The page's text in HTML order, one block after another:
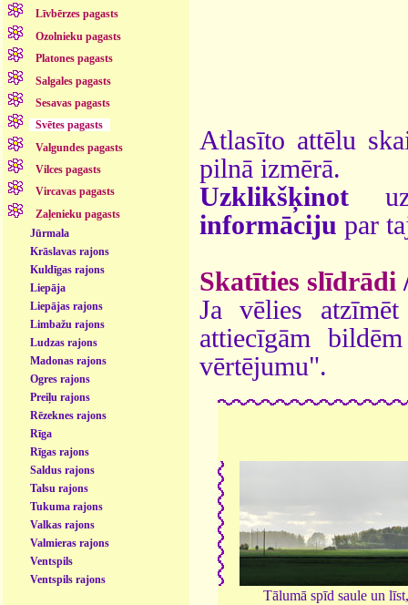
Līvbērzes pagasts
Ozolnieku pagasts
Platones pagasts
Salgales pagasts
Sesavas pagasts
Svētes pagasts
Valgundes pagasts
Vilces pagasts
Vircavas pagasts
Zaļenieku pagasts
Jūrmala
Krāslavas rajons
Kuldīgas rajons
Liepāja
Liepājas rajons
Limbažu rajons
Ludzas rajons
Madonas rajons
Ogres rajons
Preiļu rajons
Rēzeknes rajons
Rīga
Rīgas rajons
Saldus rajons
Talsu rajons
Tukuma rajons
Valkas rajons
Valmieras rajons
Ventspils
Ventspils rajons
Atlasīto attēlu
pilnā izmērā.
Uzklikšķinot
informāciju par
Skatīties slīdrādi
Ja vēlies
attiecīgām
vērtējumu".
Tālumā spīd saule un